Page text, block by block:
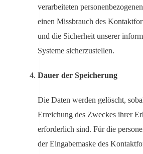
verarbeiteten
einen Missbrauch des
und die Sicherheit unserer
Systeme sicherzustellen.
Dauer der Speicherung
Die Daten werden gelöscht,
Erreichung des Zweckes ihrer
erforderlich sind. Für die
der Eingabemaske des